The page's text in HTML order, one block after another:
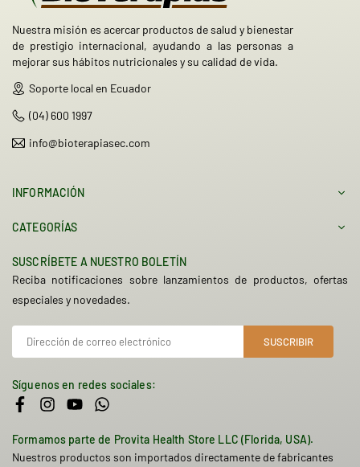
Nuestra misión es acercar productos de salud y bienestar
de prestigio internacional, ayudando a las personas a
mejorar sus hábitos nutricionales y su calidad de vida.
Soporte local en Ecuador
(04) 600 1997
info@bioterapiasec.com
INFORMACIÓN
CATEGORÍAS
SUSCRÍBETE A NUESTRO BOLETÍN
Reciba notificaciones sobre lanzamientos de productos, ofertas
especiales y novedades.
SUSCRIBIR
Síguenos en redes sociales:
FacebookInstagram
YouTube
Formamos parte de Provita Health Store LLC (Florida, USA).
Nuestros productos son importados directamente de fabricantes